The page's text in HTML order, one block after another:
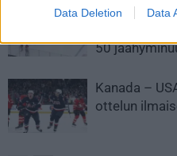
Data Deletion Data
50
Kanada –
ottelun